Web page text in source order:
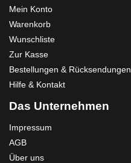
Mein Konto
Warenkorb
Wunschliste
Zur Kasse
Bestellungen & Rücksendungen
Hilfe & Kontakt
Das Unternehmen
Impressum
AGB
Über uns